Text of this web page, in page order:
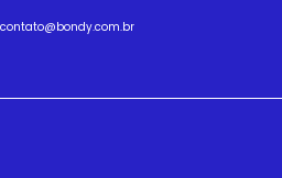
contato@bondy.com.br